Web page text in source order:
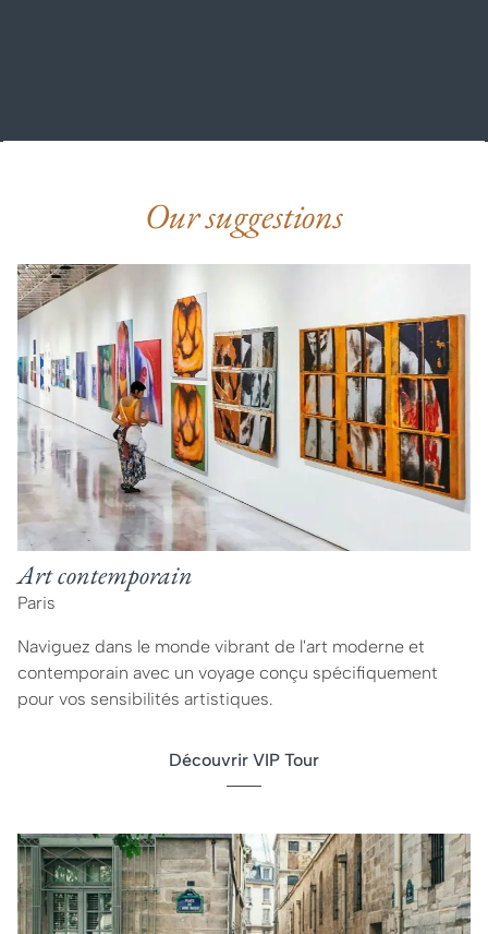
Our suggestions
Art contemporain
Paris
Naviguez dans le monde vibrant de l'art moderne et
contemporain avec un voyage conçu spécifiquement
pour vos sensibilités artistiques.
Découvrir VIP Tour